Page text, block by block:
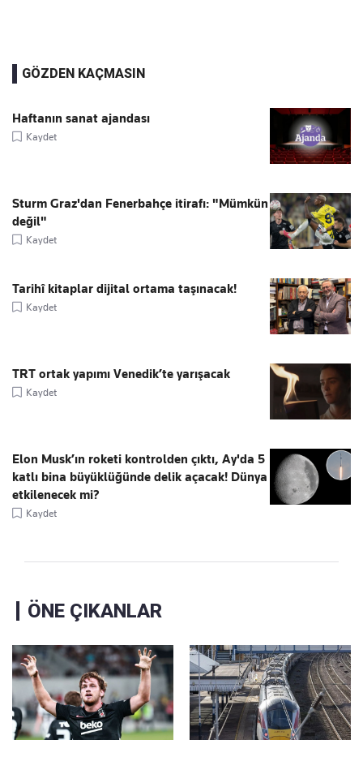
GÖZDEN KAÇMASIN
Haftanın sanat ajandası
Kaydet
Sturm Graz'dan Fenerbahçe itirafı: "Mümkün
değil"
Kaydet
Tarihî kitaplar dijital ortama taşınacak!
Kaydet
TRT ortak yapımı Venedik’te yarışacak
Kaydet
Elon Musk’ın roketi kontrolden çıktı, Ay'da 5
katlı bina büyüklüğünde delik açacak! Dünya
etkilenecek mi?
Kaydet
ÖNE ÇIKANLAR